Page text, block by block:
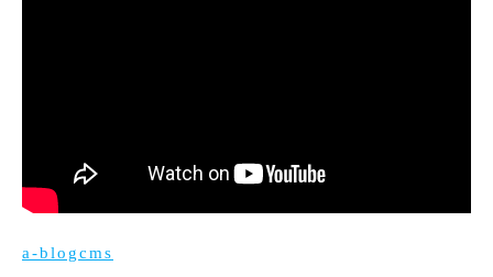
a-blogcms